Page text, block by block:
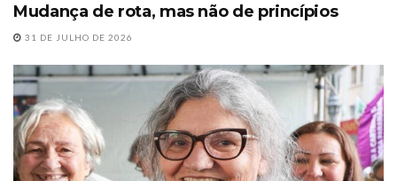
Mudança de rota, mas não de princípios
31 DE JULHO DE 2026